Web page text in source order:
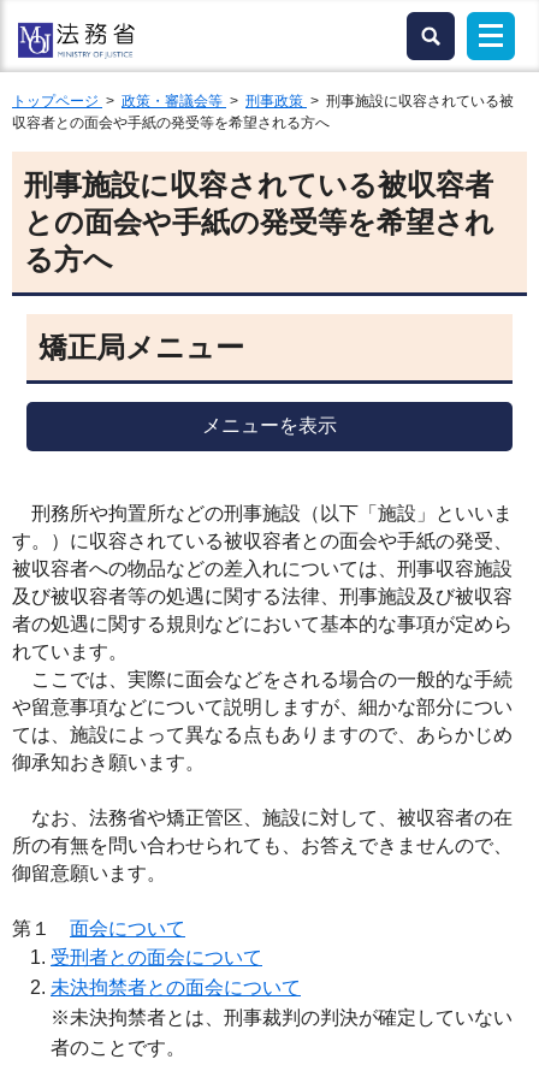
トップページ > 政策・審議会等 > 刑事政策 > 刑事施設に収容されている被
収容者との面会や手紙の発受等を希望される方へ
刑事施設に収容されている被収容者
との面会や手紙の発受等を希望され
る方へ
矯正局メニュー
メニューを表示
刑務所や拘置所などの刑事施設（以下「施設」といいま
す。）に収容されている被収容者との面会や手紙の発受、
被収容者への物品などの差入れについては、刑事収容施設
及び被収容者等の処遇に関する法律、刑事施設及び被収容
者の処遇に関する規則などにおいて基本的な事項が定めら
れています。
ここでは、実際に面会などをされる場合の一般的な手続
や留意事項などについて説明しますが、細かな部分につい
ては、施設によって異なる点もありますので、あらかじめ
御承知おき願います。
なお、法務省や矯正管区、施設に対して、被収容者の在
所の有無を問い合わせられても、お答えできませんので、
御留意願います。
第１ 面会について
受刑者との面会について
未決拘禁者との面会について
※未決拘禁者とは、刑事裁判の判決が確定していない
者のことです。